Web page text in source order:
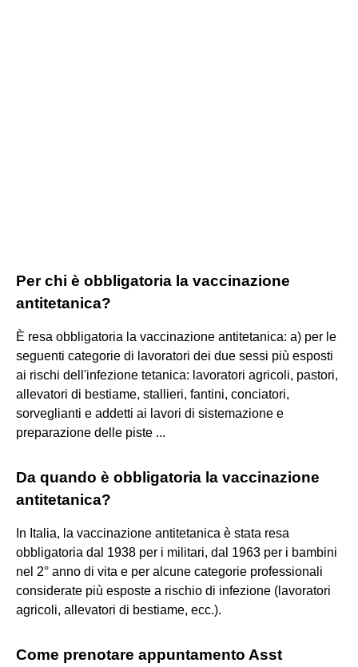
Per chi è obbligatoria la vaccinazione
antitetanica?
È resa obbligatoria la vaccinazione antitetanica: a) per le
seguenti categorie di lavoratori dei due sessi più esposti
ai rischi dell'infezione tetanica: lavoratori agricoli, pastori,
allevatori di bestiame, stallieri, fantini, conciatori,
sorveglianti e addetti ai lavori di sistemazione e
preparazione delle piste ...
Da quando è obbligatoria la vaccinazione
antitetanica?
In Italia, la vaccinazione antitetanica è stata resa
obbligatoria dal 1938 per i militari, dal 1963 per i bambini
nel 2° anno di vita e per alcune categorie professionali
considerate più esposte a rischio di infezione (lavoratori
agricoli, allevatori di bestiame, ecc.).
Come prenotare appuntamento Asst